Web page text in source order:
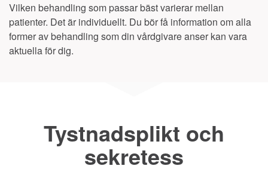
Vilken behandling som passar bäst varierar mellan
patienter. Det är individuellt. Du bör få information om alla
former av behandling som din vårdgivare anser kan vara
aktuella för dig.
Tystnadsplikt och
sekretess